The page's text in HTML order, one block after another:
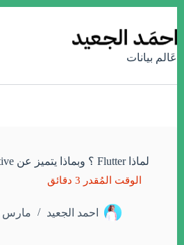
إلى
المحتوى
عَالم بيانات
لماذا Flutter ؟ وبماذا يتميز عن React Native
احمد الجعيد مارس 10, 2018